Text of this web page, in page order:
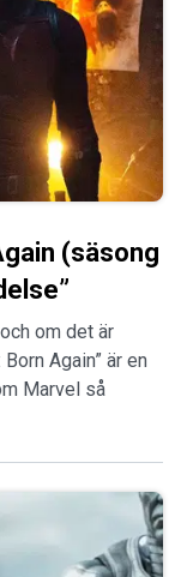
(säsong
om det är
Again” är en
Marvel så